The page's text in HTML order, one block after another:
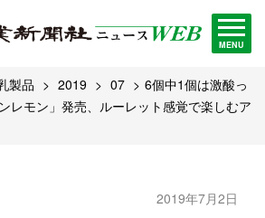
MENU
製品 2019 07
6個中1個は激酸っ
レモン」発売、ルーレット感覚で楽しむア
2019年7月2日